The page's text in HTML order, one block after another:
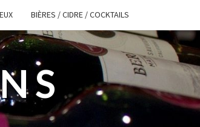
BIÈRES / CIDRE / COCKTAILS